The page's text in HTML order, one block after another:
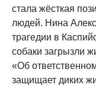
стала жёсткая
людей. Нина
трагедии в
собаки загрызли
«Об
защищает диких